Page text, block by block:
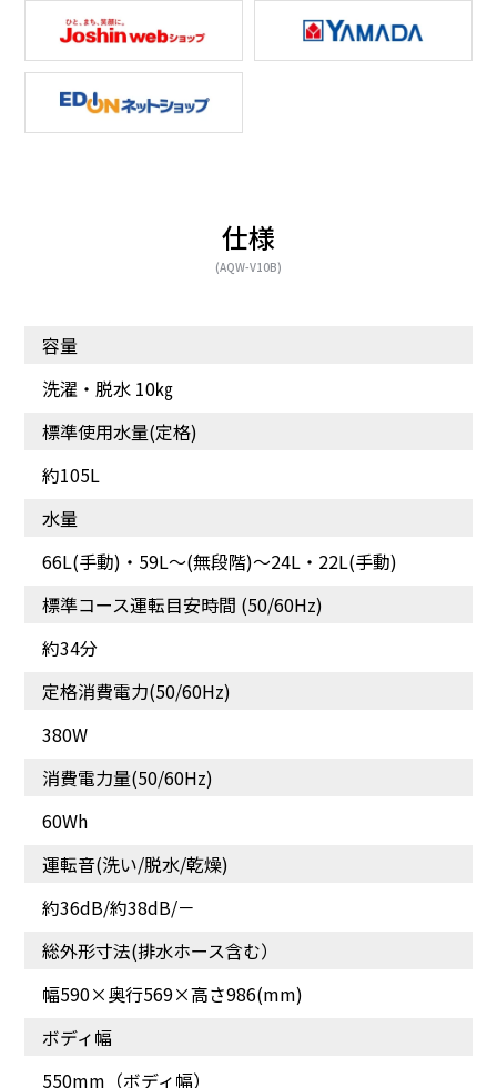
泡のチカラで、食べこぼ
し、泥汚れもキレイに。
きめ細かい泡が、汚れを
洗い落とす！
液体・粉末洗剤/柔軟剤が
入れやすい投入容器
仕様
(AQW-V10B)
容量
洗濯・脱水 10㎏
標準使用水量(定格)
約105L
水量
66L(手動)・59L～(無段階)〜24L・22L(手動)
標準コース運転目安時間 (50/60Hz)
約34分
定格消費電力(50/60Hz)
380W
消費電力量(50/60Hz)
60Wh
運転音(洗い/脱水/乾燥)
約36dB/約38dB/－
総外形寸法(排水ホース含む）
幅590×奥行569×高さ986(mm)
ボディ幅
550mm（ボディ幅）